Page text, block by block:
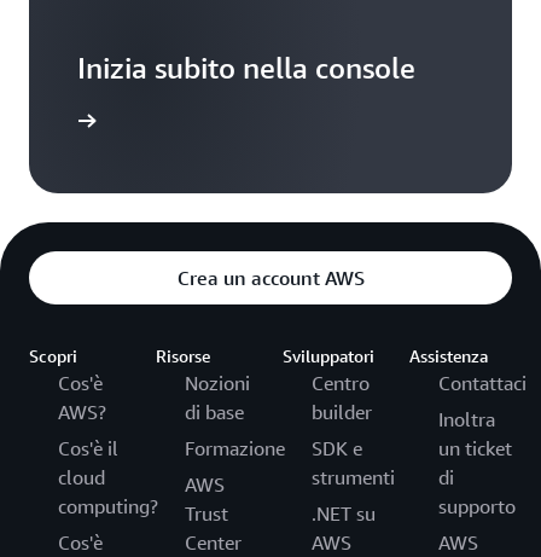
Inizia subito nella console
Crea un account AWS
Scopri
Cos'è
AWS?
Cos'è il
cloud
computing?
Cos'è
Risorse
Nozioni
di base
Formazione
AWS
Trust
Center
Sviluppatori
Centro
builder
SDK e
strumenti
.NET su
AWS
Assistenza
Contattaci
Inoltra
un ticket
di
supporto
AWS